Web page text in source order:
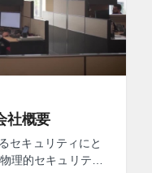
社概要
セキュリティにと
理的セキュリティ